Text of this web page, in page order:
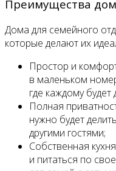
Преимущества
Дома для семейного
которые делают их
Простор и
в маленьком
где каждому
Полная
нужно будет
другими гостями;
Собственная
и питаться по